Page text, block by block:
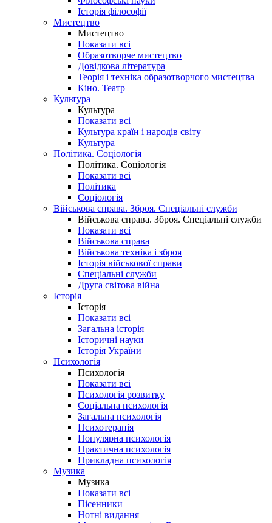
Історія філософії
Мистецтво
Мистецтво
Показати всі
Образотворче мистецтво
Довідкова література
Теорія і техніка образотворчого мистецтва
Кіно. Театр
Культура
Культура
Показати всі
Культура країн і народів світу
Культура
Політика. Соціологія
Політика. Соціологія
Показати всі
Політика
Соціологія
Військова справа. Зброя. Спеціальні служби
Військова справа. Зброя. Спеціальні служби
Показати всі
Військова справа
Військова техніка і зброя
Історія військової справи
Спеціальні служби
Друга світова війна
Історія
Історія
Показати всі
Загальна історія
Історичні науки
Історія України
Психологія
Психологія
Показати всі
Психологія розвитку
Соціальна психологія
Загальна психологія
Психотерапія
Популярна психологія
Практична психологія
Прикладна психологія
Музика
Музика
Показати всі
Пісенники
Нотні видання